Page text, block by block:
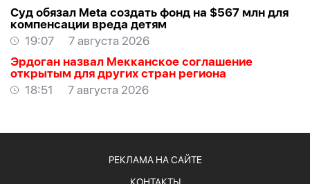
Суд обязал Meta создать фонд на $567 млн для
компенсации вреда детям
19:07
7 августа 2026
Эрдоган назвал Мекканское соглашение
открытым для других стран региона
18:51
7 августа 2026
РЕКЛАМА НА САЙТЕ